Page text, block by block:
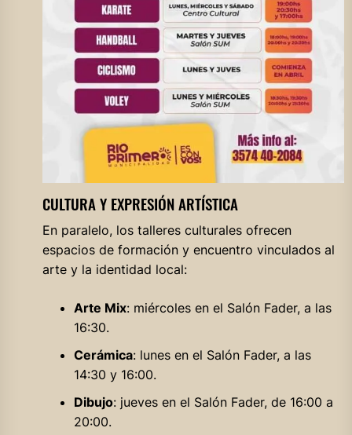
CULTURA Y EXPRESIÓN ARTÍSTICA
En paralelo, los talleres culturales ofrecen
espacios de formación y encuentro vinculados al
arte y la identidad local:
Arte Mix: miércoles en el Salón Fader, a las
16:30.
Cerámica: lunes en el Salón Fader, a las
14:30 y 16:00.
Dibujo: jueves en el Salón Fader, de 16:00 a
20:00.